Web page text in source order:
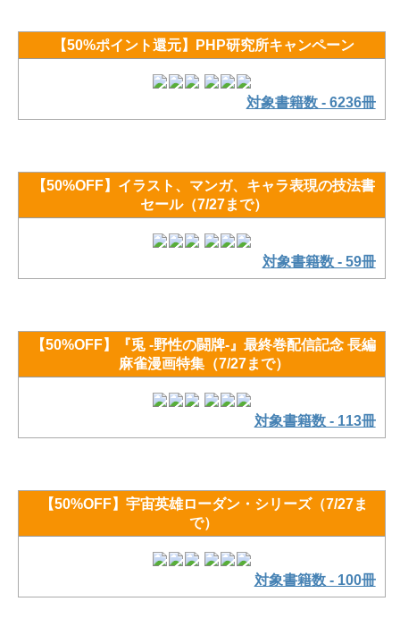
【50%ポイント還元】PHP研究所キャンペーン
対象書籍数 - 6236冊
【50%OFF】イラスト、マンガ、キャラ表現の技法書
セール（7/27まで）
対象書籍数 - 59冊
【50%OFF】『兎 -野性の闘牌-』最終巻配信記念 長編
麻雀漫画特集（7/27まで）
対象書籍数 - 113冊
【50%OFF】宇宙英雄ローダン・シリーズ（7/27ま
で）
対象書籍数 - 100冊